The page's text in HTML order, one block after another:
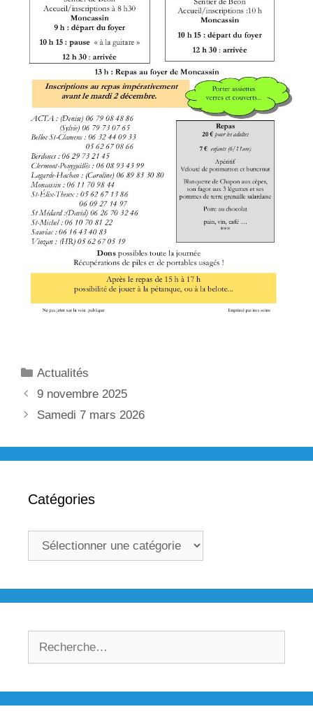
Catégories
Actualités
Navigation
des
9 novembre 2025
Samedi 7 mars 2026
Catégories
Catégories